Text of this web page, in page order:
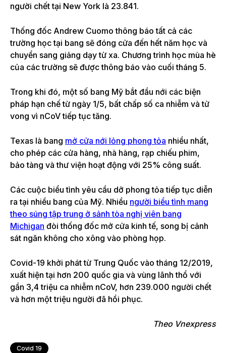
người chết tại New York là 23.841.
Thống đốc Andrew Cuomo thông báo tất cả các
trường học tại bang sẽ đóng cửa đến hết năm học và
chuyển sang giảng dạy từ xa. Chương trình học mùa hè
của các trường sẽ được thông báo vào cuối tháng 5.
Trong khi đó, một số bang Mỹ bắt đầu nới các biện
pháp hạn chế từ ngày 1/5, bất chấp số ca nhiễm và tử
vong vì nCoV tiếp tục tăng.
Texas là bang mở cửa nới lỏng phong tỏa nhiều nhất,
cho phép các cửa hàng, nhà hàng, rạp chiếu phim,
bảo tàng và thư viện hoạt động với 25% công suất.
Các cuộc biểu tình yêu cầu dỡ phong tỏa tiếp tục diễn
ra tại nhiều bang của Mỹ. Nhiều người biểu tình mang
theo súng tập trung ở sảnh tòa nghị viên bang
Michigan đòi thống đốc mở cửa kinh tế, song bị cảnh
sát ngăn không cho xông vào phòng họp.
Covid-19 khởi phát từ Trung Quốc vào tháng 12/2019,
xuất hiện tại hơn 200 quốc gia và vùng lãnh thổ với
gần 3,4 triệu ca nhiễm nCoV, hơn 239.000 người chết
và hơn một triệu người đã hồi phục.
Theo Vnexpress
Covid 19